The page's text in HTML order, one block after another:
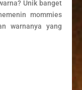
Unik banget
mommies
warnanya yang